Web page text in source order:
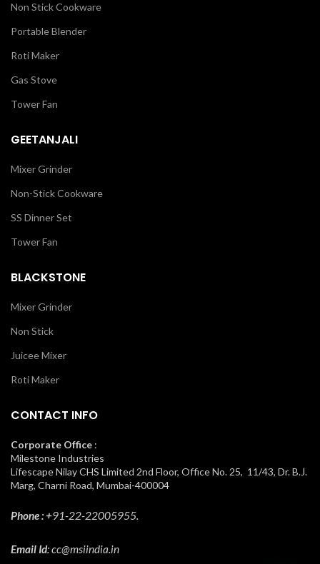
Non Stick Cookware
Portable Blender
Roti Maker
Gas Stove
Tower Fan
GEETANJALI
Mixer Grinder
Non-Stick Cookware
SS Dinner Set
Tower Fan
BLACKSTONE
Mixer Grinder
Non Stick
Juicee Mixer
Roti Maker
CONTACT INFO
Corporate Office :
Milestone Industries
Lifescape Nilay CHS Limited 2nd Floor, Office No. 25, 11/43, Dr. B.J.
Marg, Charni Road, Mumbai-400004
Phone : +91-22-22005955.
Email Id: cc@msiindia.in